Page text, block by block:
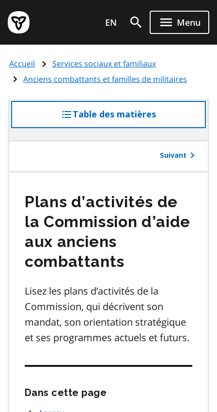
au
contenu
principal
Page
d'accueil
de
l'Ontario
EN Menu
Accueil
Services sociaux et familiaux
Anciens combattants et familles de militaires
Table des matières
à
table
Suivant
Plans d’activités de
la Commission d’aide
aux anciens
combattants
Lisez les plans d’activités de la
Commission, qui décrivent son
mandat, son orientation stratégique
et ses programmes actuels et futurs.
Dans cette page